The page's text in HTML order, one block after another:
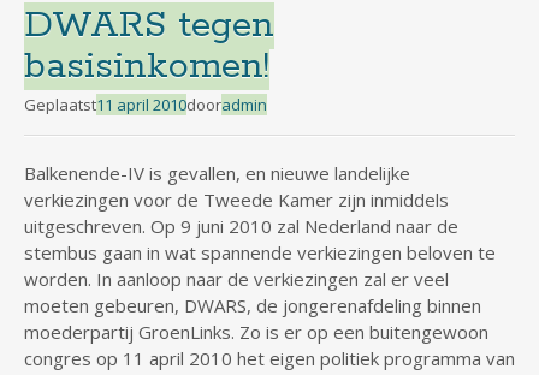
DWARS tegen
basisinkomen!
Geplaatst11 april 2010dooradmin
Balkenende-IV is gevallen, en nieuwe landelijke
verkiezingen voor de Tweede Kamer zijn inmiddels
uitgeschreven. Op 9 juni 2010 zal Nederland naar de
stembus gaan in wat spannende verkiezingen beloven te
worden. In aanloop naar de verkiezingen zal er veel
moeten gebeuren, DWARS, de jongerenafdeling binnen
moederpartij GroenLinks. Zo is er op een buitengewoon
congres op 11 april 2010 het eigen politiek programma van